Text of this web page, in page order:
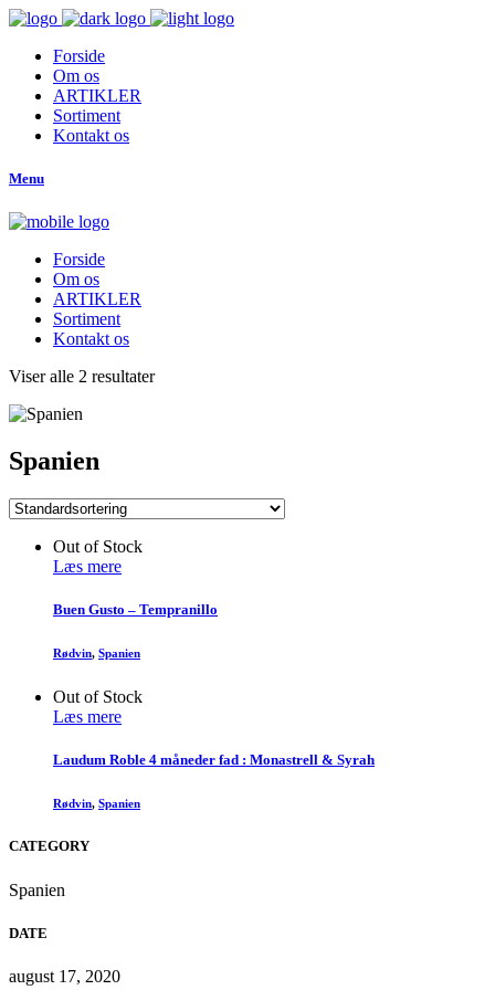
Forside
Om os
ARTIKLER
Sortiment
Kontakt os
Menu
Forside
Om os
ARTIKLER
Sortiment
Kontakt os
Viser alle 2 resultater
Spanien
Out of Stock
Læs mere
Buen Gusto – Tempranillo
Rødvin, Spanien
Out of Stock
Læs mere
Laudum Roble 4 måneder fad : Monastrell & Syrah
Rødvin, Spanien
CATEGORY
Spanien
DATE
august 17, 2020